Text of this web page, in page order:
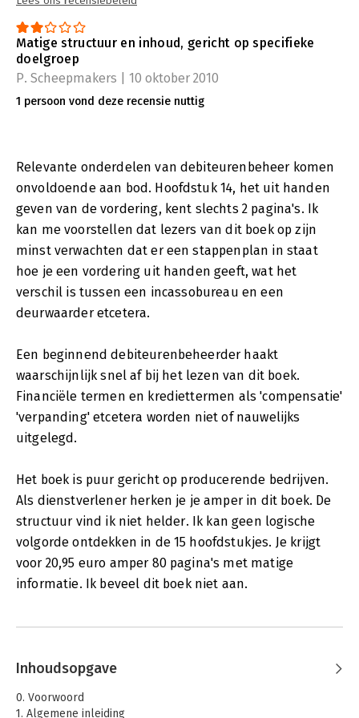
Matige structuur en inhoud, gericht op specifieke
doelgroep
P. Scheepmakers | 10 oktober 2010
1 persoon vond deze recensie nuttig
Relevante onderdelen van debiteurenbeheer komen
onvoldoende aan bod. Hoofdstuk 14, het uit handen
geven van de vordering, kent slechts 2 pagina's. Ik
kan me voorstellen dat lezers van dit boek op zijn
minst verwachten dat er een stappenplan in staat
hoe je een vordering uit handen geeft, wat het
verschil is tussen een incassobureau en een
deurwaarder etcetera.
Een beginnend debiteurenbeheerder haakt
waarschijnlijk snel af bij het lezen van dit boek.
Financiële termen en krediettermen als 'compensatie'
'verpanding' etcetera worden niet of nauwelijks
uitgelegd.
Het boek is puur gericht op producerende bedrijven.
Als dienstverlener herken je je amper in dit boek. De
structuur vind ik niet helder. Ik kan geen logische
volgorde ontdekken in de 15 hoofdstukjes. Je krijgt
voor 20,95 euro amper 80 pagina's met matige
informatie. Ik beveel dit boek niet aan.
Inhoudsopgave
0. Voorwoord
1. Algemene inleiding